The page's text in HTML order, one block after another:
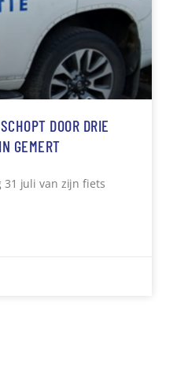
DOOR DRIE
GEMERT
31 juli van zijn fiets